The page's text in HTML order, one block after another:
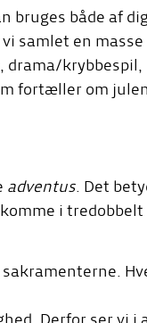
bruges både af
samlet en
krybbespil,
fortæller om
adventus. Det
i
sakramenterne.